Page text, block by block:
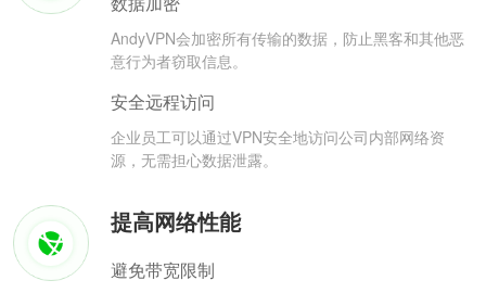
AndyVPN会加密所有传输的数据，防止黑客和其他恶
意行为者窃取信息。
安全远程访问
企业员工可以通过VPN安全地访问公司内部网络资
源，无需担心数据泄露。
提高网络性能
避免带宽限制